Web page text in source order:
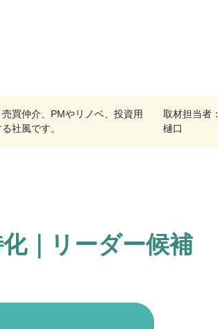
買仲介、PMやリノベ、投資用
社風です。
取材担当者：
樋口
｜リーダー候補